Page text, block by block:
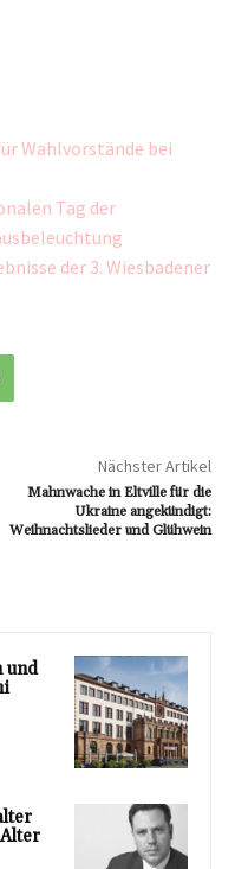
Wahlvorstände bei
Tag der
der 3. Wiesbadener
Nächster Artikel
Mahnwache in Eltville für die
Ukraine angekündigt:
Weihnachtslieder und Glühwein
und